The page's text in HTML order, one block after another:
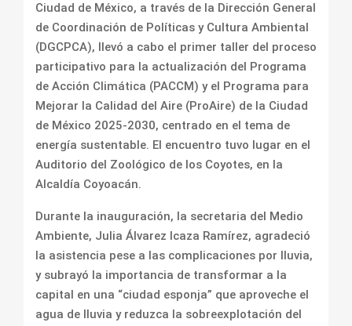
Ciudad de México, a través de la Dirección General
de Coordinación de Políticas y Cultura Ambiental
(DGCPCA), llevó a cabo el primer taller del proceso
participativo para la actualización del Programa
de Acción Climática (PACCM) y el Programa para
Mejorar la Calidad del Aire (ProAire) de la Ciudad
de México 2025-2030, centrado en el tema de
energía sustentable. El encuentro tuvo lugar en el
Auditorio del Zoológico de los Coyotes, en la
Alcaldía Coyoacán.
Durante la inauguración, la secretaria del Medio
Ambiente, Julia Álvarez Icaza Ramírez, agradeció
la asistencia pese a las complicaciones por lluvia,
y subrayó la importancia de transformar a la
capital en una “ciudad esponja” que aproveche el
agua de lluvia y reduzca la sobreexplotación del